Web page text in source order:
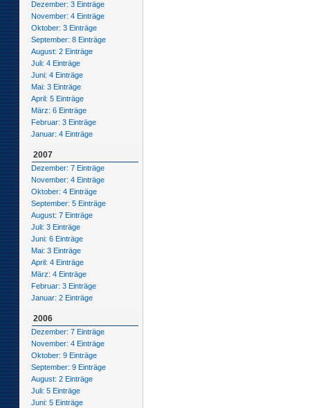
Dezember: 3 Einträge
November: 4 Einträge
Oktober: 3 Einträge
September: 8 Einträge
August: 2 Einträge
Juli: 4 Einträge
Juni: 4 Einträge
Mai: 3 Einträge
April: 5 Einträge
März: 6 Einträge
Februar: 3 Einträge
Januar: 4 Einträge
2007
Dezember: 7 Einträge
November: 4 Einträge
Oktober: 4 Einträge
September: 5 Einträge
August: 7 Einträge
Juli: 3 Einträge
Juni: 6 Einträge
Mai: 3 Einträge
April: 4 Einträge
März: 4 Einträge
Februar: 3 Einträge
Januar: 2 Einträge
2006
Dezember: 7 Einträge
November: 4 Einträge
Oktober: 9 Einträge
September: 9 Einträge
August: 2 Einträge
Juli: 5 Einträge
Juni: 5 Einträge